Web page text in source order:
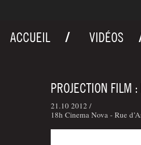
ACCUEIL VIDÉOS
PROJECTION FILM
21.10 2012 /
18h Cinema Nova - Rue